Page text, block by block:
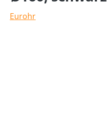
Eurohr